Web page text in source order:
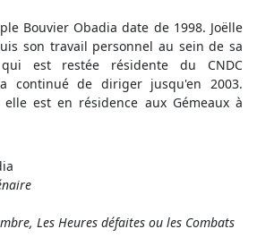
Bouvier Obadia date de 1998. Joëlle
son travail personnel au sein de sa
est restée résidente du CNDC
continué de diriger jusqu'en 2003.
est en résidence aux Gémeaux à
Les Heures défaites ou les Combats